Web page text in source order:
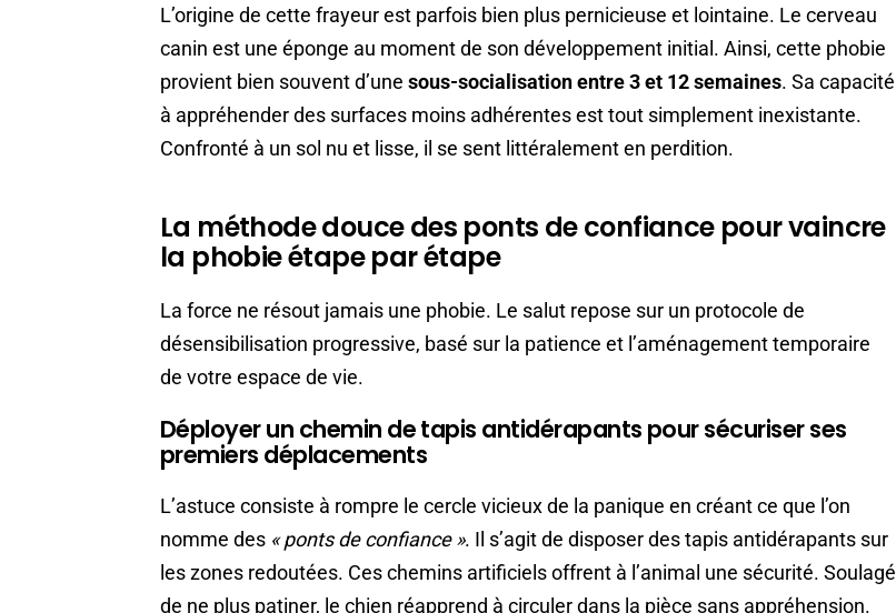
L’origine de cette frayeur est parfois bien plus pernicieuse et lointaine. Le cerveau
canin est une éponge au moment de son développement initial. Ainsi, cette phobie
provient bien souvent d’une sous-socialisation entre 3 et 12 semaines. Sa capacité
à appréhender des surfaces moins adhérentes est tout simplement inexistante.
Confronté à un sol nu et lisse, il se sent littéralement en perdition.
La méthode douce des ponts de confiance pour vaincre
la phobie étape par étape
La force ne résout jamais une phobie. Le salut repose sur un protocole de
désensibilisation progressive, basé sur la patience et l’aménagement temporaire
de votre espace de vie.
Déployer un chemin de tapis antidérapants pour sécuriser ses
premiers déplacements
L’astuce consiste à rompre le cercle vicieux de la panique en créant ce que l’on
nomme des « ponts de confiance ». Il s’agit de disposer des tapis antidérapants sur
les zones redoutées. Ces chemins artificiels offrent à l’animal une sécurité. Soulagé
de ne plus patiner, le chien réapprend à circuler dans la pièce sans appréhension.